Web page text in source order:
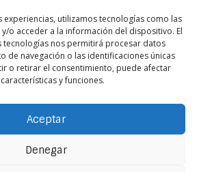
experiencias, utilizamos tecnologías como las
o acceder a la información del dispositivo. El
tecnologías nos permitirá procesar datos
de navegación o las identificaciones únicas
o retirar el consentimiento, puede afectar
y funciones.
Aceptar
Denegar
o éxito en el futuro.
de Operaciones en Directo:
tiene fines educativos y las
son las del presentador del
y no debe esperarse que se
cuenta real. en una cuenta real.